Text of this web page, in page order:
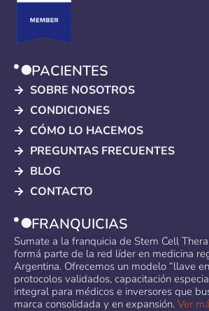
PACIENTES
SOBRE NOSOTROS
CONDICIONES
CÓMO LO HACEMOS
PREGUNTAS FRECUENTES
BLOG
CONTACTO
FRANQUICIAS
Sumate a la franquicia de Stem Cell
formá parte de la red líder en medicina
Argentina. Ofrecemos un modelo “llave
protocolos validados, capacitación
integral para médicos e inversores que
marca consolidada y en expansión. Ver